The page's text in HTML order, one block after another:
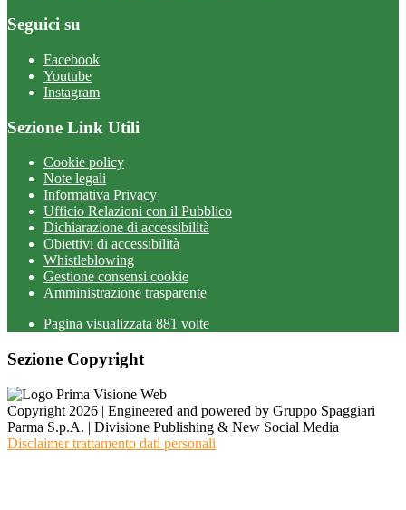
Seguici su
Facebook
Youtube
Instagram
Sezione Link Utili
Cookie policy
Note legali
Informativa Privacy
Ufficio Relazioni con il Pubblico
Dichiarazione di accessibilità
Obiettivi di accessibilità
Whistleblowing
Gestione consensi cookie
Amministrazione trasparente
Pagina visualizzata 881 volte
Sezione Copyright
Copyright 2026 | Engineered and powered by Gruppo Spaggiari
Parma S.p.A. | Divisione Publishing & New Social Media
Disclaimer trattamento dati personali